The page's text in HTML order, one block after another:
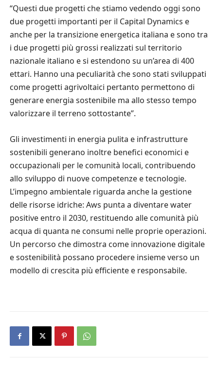
“Questi due progetti che stiamo vedendo oggi sono
due progetti importanti per il Capital Dynamics e
anche per la transizione energetica italiana e sono tra
i due progetti più grossi realizzati sul territorio
nazionale italiano e si estendono su un’area di 400
ettari. Hanno una peculiarità che sono stati sviluppati
come progetti agrivoltaici pertanto permettono di
generare energia sostenibile ma allo stesso tempo
valorizzare il terreno sottostante”.
Gli investimenti in energia pulita e infrastrutture
sostenibili generano inoltre benefici economici e
occupazionali per le comunità locali, contribuendo
allo sviluppo di nuove competenze e tecnologie.
L’impegno ambientale riguarda anche la gestione
delle risorse idriche: Aws punta a diventare water
positive entro il 2030, restituendo alle comunità più
acqua di quanta ne consumi nelle proprie operazioni.
Un percorso che dimostra come innovazione digitale
e sostenibilità possano procedere insieme verso un
modello di crescita più efficiente e responsabile.